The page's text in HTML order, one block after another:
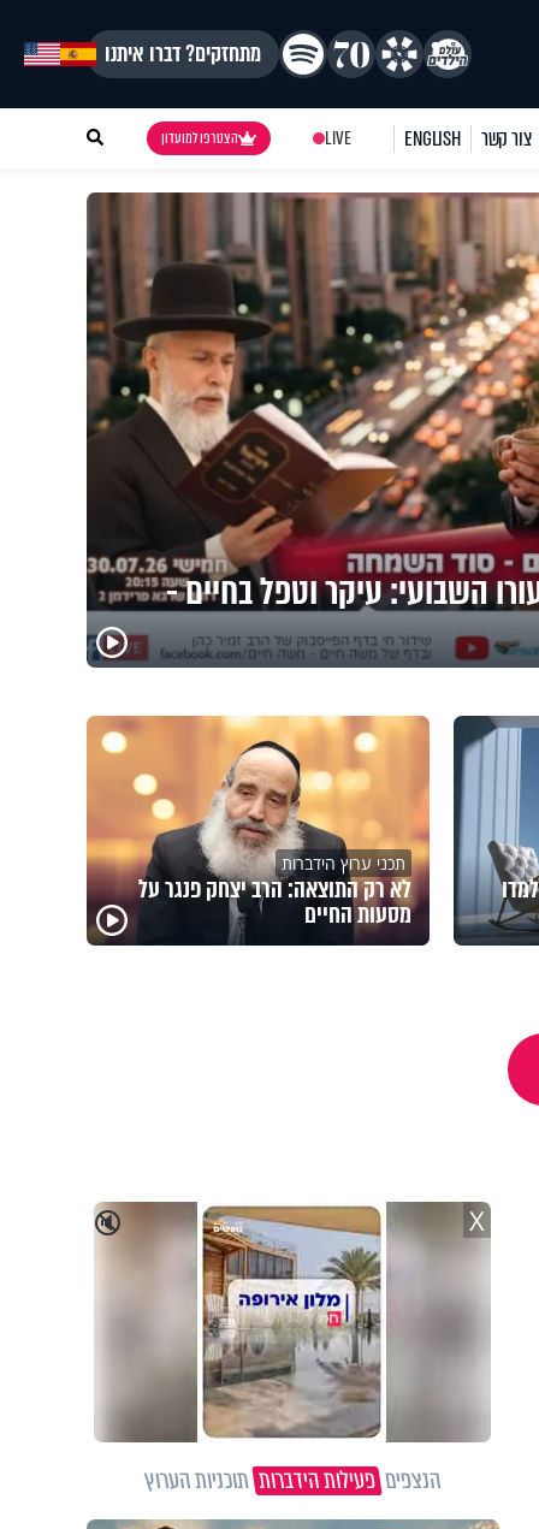
מתחזקים? דברו איתנו
צור קשר ENGLISH
LIVE הצטרפו למועדון
השבועי: עיקר וטפל בחיים -
תכני ערוץ הידברות
לא רק התוצאה: הרב יצחק פנגר על
מסעות החיים
🔇 X
הנצפיםפעילות הידברותתוכניות הערוץ